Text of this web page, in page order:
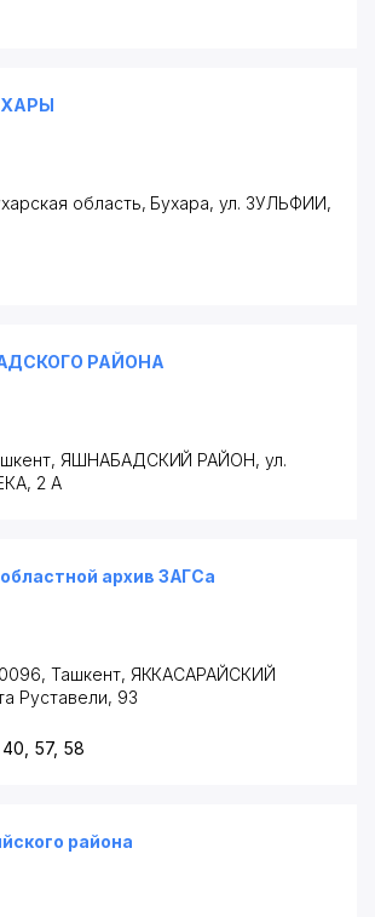
область, Бухара,ул. ЗУЛЬФИИ,
РАЙОНА
ЯШНАБАДСКИЙ РАЙОН, ул.
2 А
архив ЗАГСа
Ташкент, ЯККАСАРАЙСКИЙ
Руставели, 93
57, 58
района